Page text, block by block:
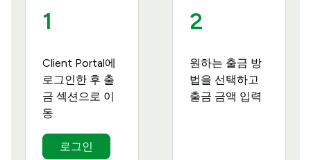
1
Client Portal에
로그인한 후 출
금 섹션으로 이
동
로그인
2
원하는 출금 방
법을 선택하고
출금 금액 입력